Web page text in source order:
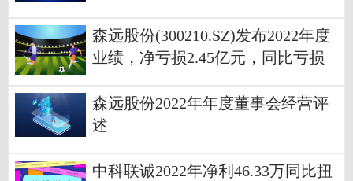
森远股份(300210.SZ)发布2022年度
业绩，净亏损2.45亿元，同比亏损
森远股份2022年年度董事会经营评
述
中科联诚2022年净利46.33万同比扭